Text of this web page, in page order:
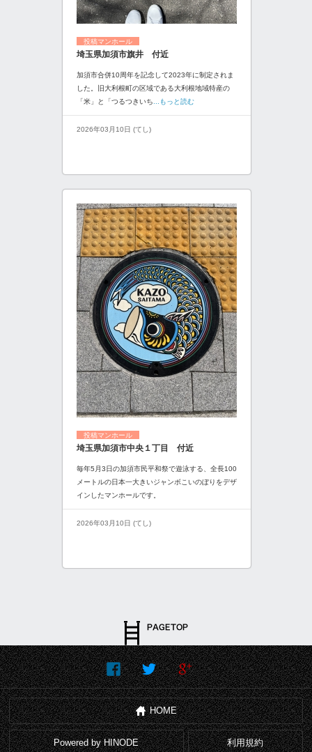
投稿マンホール
埼玉県加須市旗井 付近
加須市合併10周年を記念して2023年に制定されま
した。旧大利根町の区域である大利根地域特産の
「米」と「つるつきいち ...もっと読む
2026年03月10日 (てし)
投稿マンホール
埼玉県加須市中央１丁目 付近
毎年5月3日の加須市民平和祭で遊泳する、全長100
メートルの日本一大きいジャンボこいのぼりをデザ
インしたマンホールです。
2026年03月10日 (てし)
HOME
Powered by HINODE 利用規約